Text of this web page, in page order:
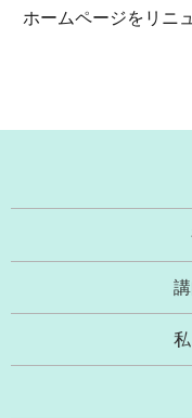
ホームページをリニ